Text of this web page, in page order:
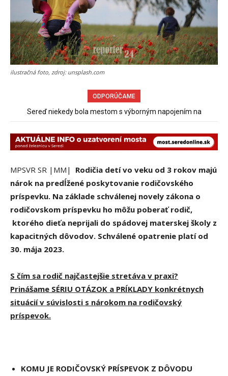
ilustračná foto, zdroj: unsplash.com
ODPORÚČAME
Sereď niekedy bola mestom s výborným napojením na
MPSVR SR |MM| Rodičia detí vo veku od 3 rokov majú
nárok na predĺžené poskytovanie rodičovského
príspevku. Na základe schválenej novely zákona o
rodičovskom príspevku ho môžu poberať rodič,
ktorého dieťa neprijali do spádovej materskej školy z
kapacitných dôvodov. Schválené opatrenie platí od
30. mája 2023.
S čím sa rodič najčastejšie stretáva v praxi?
Prinášame SÉRIU OTÁZOK a PRÍKLADY konkrétnych
situácií v súvislosti s nárokom na rodičovský
príspevok.
KOMU JE RODIČOVSKÝ PRÍSPEVOK Z DÔVODU